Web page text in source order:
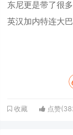
东尼更是带了很
英汉加内特连大
收藏 点赞(